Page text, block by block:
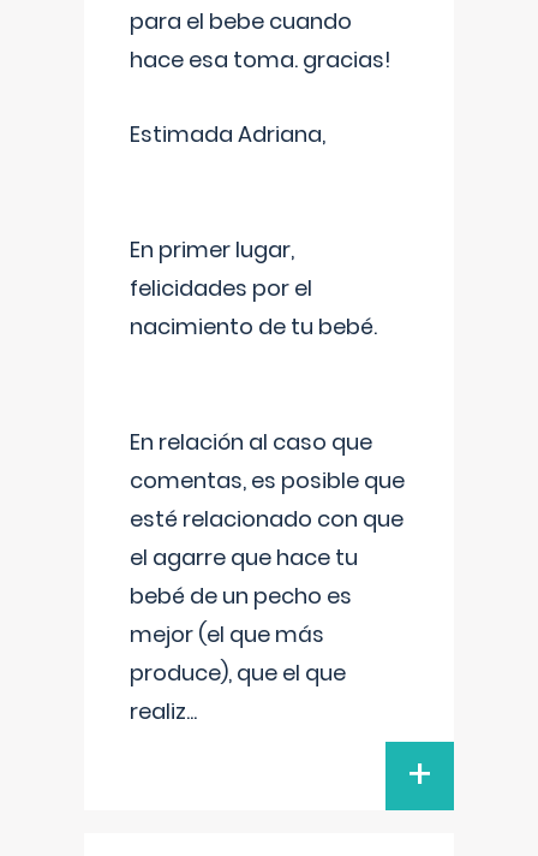
para el bebe cuando
hace esa toma. gracias!
Estimada Adriana,
En primer lugar,
felicidades por el
nacimiento de tu bebé.
En relación al caso que
comentas, es posible que
esté relacionado con que
el agarre que hace tu
bebé de un pecho es
mejor (el que más
produce), que el que
realiz...
+